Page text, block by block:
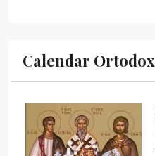
Calendar Ortodox